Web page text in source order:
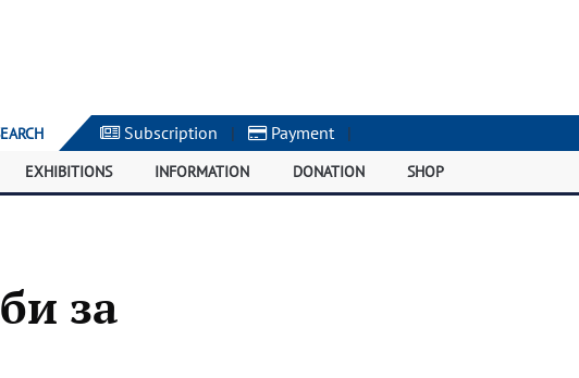
Subscription | Payment |
EXHIBITIONS INFORMATION DONATION SHOP
за